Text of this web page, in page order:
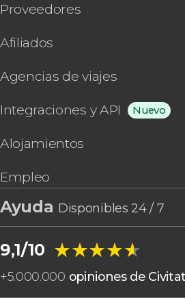
Proveedores
Afiliados
Agencias de viajes
Integraciones y API Nuevo
Alojamientos
Empleo
Ayuda Disponibles 24 / 7
9,1/10 ★★★★★
★★★★★
+5.000.000 opiniones de